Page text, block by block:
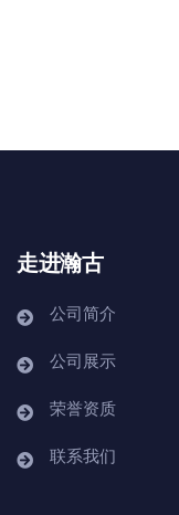
走进瀚古
公司简介
公司展示
荣誉资质
联系我们